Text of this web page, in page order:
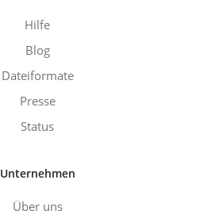
Hilfe
Blog
Dateiformate
Presse
Status
Unternehmen
Über uns